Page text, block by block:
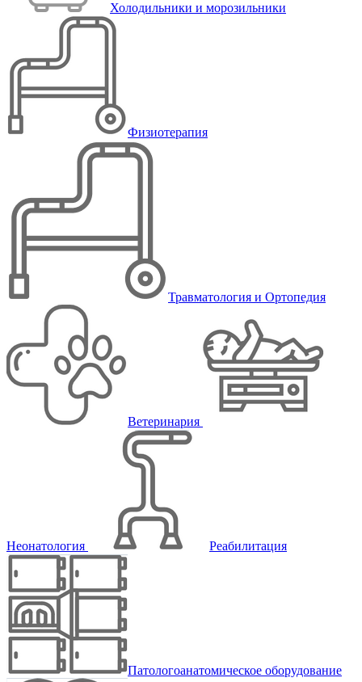
Холодильники и морозильники
Физиотерапия
Травматология и Ортопедия
Ветеринария
Неонатология Реабилитация
Патологоанатомическое оборудование